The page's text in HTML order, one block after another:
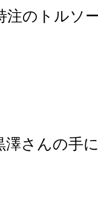
注のトルソ
さんの手